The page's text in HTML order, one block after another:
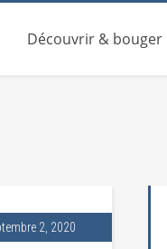
Découvrir & bouger
2, 2020